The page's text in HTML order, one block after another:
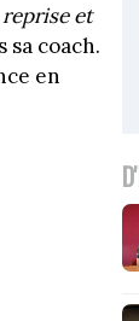
et
sa coach.
en